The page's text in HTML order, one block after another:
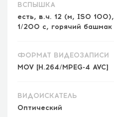
ВСПЫШКА
есть, в.ч. 12 (м, ISO
1/200 c, горячий башмак
ФОРМАТ ВИДЕОЗАПИСИ
MOV [H.264/MPEG-4 AVC]
ВИДОИСКАТЕЛЬ
Оптический